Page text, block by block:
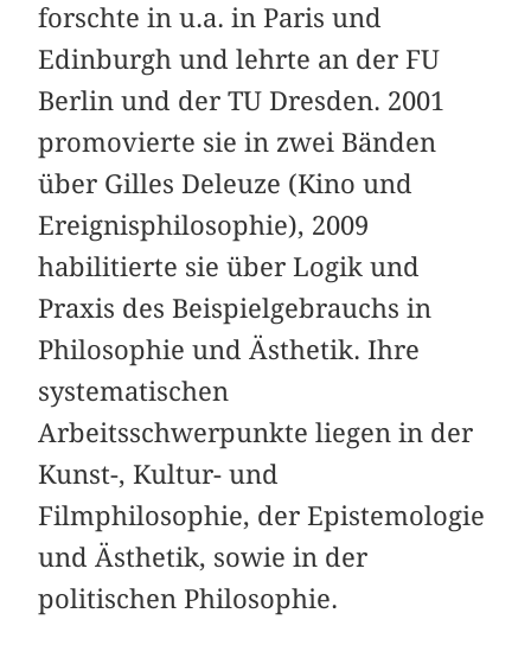
forschte in u.a. in Paris und
Edinburgh und lehrte an der FU
Berlin und der TU Dresden. 2001
promovierte sie in zwei Bänden
über Gilles Deleuze (Kino und
Ereignisphilosophie), 2009
habilitierte sie über Logik und
Praxis des Beispielgebrauchs in
Philosophie und Ästhetik. Ihre
systematischen
Arbeitsschwerpunkte liegen in der
Kunst-, Kultur- und
Filmphilosophie, der Epistemologie
und Ästhetik, sowie in der
politischen Philosophie.